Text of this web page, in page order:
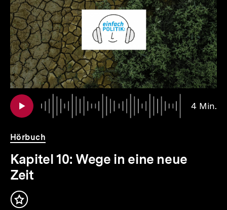
Inhalte
4 Min.
Hörbuch
Kapitel 10: Wege in eine neue
Zeit
Inhalt